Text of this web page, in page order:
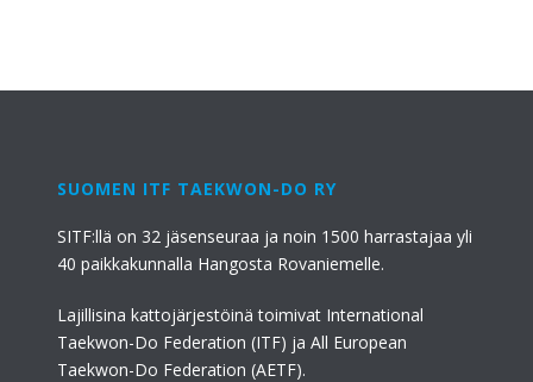
SUOMEN ITF TAEKWON-DO RY
SITF:llä on 32 jäsenseuraa ja noin 1500 harrastajaa yli
40 paikkakunnalla Hangosta Rovaniemelle.
Lajillisina kattojärjestöinä toimivat International
Taekwon-Do Federation (ITF) ja All European
Taekwon-Do Federation (AETF).